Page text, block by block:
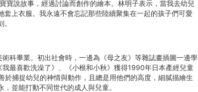
說故事，經過討論而創作的繪本。林明子表示，當我去幼兒
上衣服。我永遠不會忘記那些陸續聚集在一起的孩子們可愛
科畢業。初出社會時，一邊為《母之友》等雜誌畫插圖一邊學
最喜歡洗澡了》、《小根和小秋》獲得1990年日本產經兒童
捕捉幼兒的神情與動作，且總是用他們的高度，細膩描繪生
並能打動不同世代的成人與兒童。